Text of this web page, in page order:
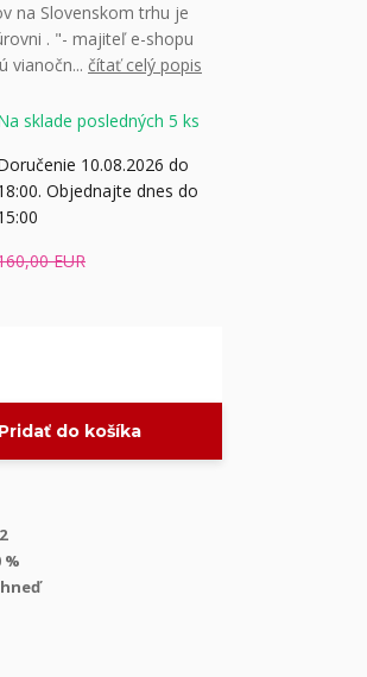
na Slovenskom trhu je
. "- majiteľ e-shopu
vianočn... čítať celý popis
sklade posledných 5 ks
10.08.2026 do
Objednajte dnes do
EUR
Pridať do košíka
%